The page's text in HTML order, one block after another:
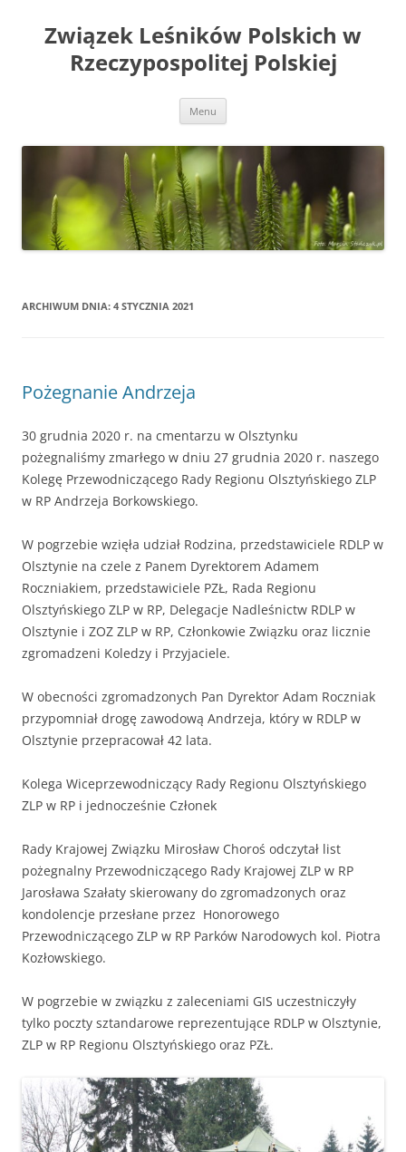
treściZwiązek Leśników Polskich w
Rzeczypospolitej Polskiej
Menu
ARCHIWUM DNIA: 4 STYCZNIA 2021
Pożegnanie Andrzeja
30 grudnia 2020 r. na cmentarzu w Olsztynku
pożegnaliśmy zmarłego w dniu 27 grudnia 2020 r. naszego
Kolegę Przewodniczącego Rady Regionu Olsztyńskiego ZLP
w RP Andrzeja Borkowskiego.
W pogrzebie wzięła udział Rodzina, przedstawiciele RDLP w
Olsztynie na czele z Panem Dyrektorem Adamem
Roczniakiem, przedstawiciele PZŁ, Rada Regionu
Olsztyńskiego ZLP w RP, Delegacje Nadleśnictw RDLP w
Olsztynie i ZOZ ZLP w RP, Członkowie Związku oraz licznie
zgromadzeni Koledzy i Przyjaciele.
W obecności zgromadzonych Pan Dyrektor Adam Roczniak
przypomniał drogę zawodową Andrzeja, który w RDLP w
Olsztynie przepracował 42 lata.
Kolega Wiceprzewodniczący Rady Regionu Olsztyńskiego
ZLP w RP i jednocześnie Członek
Rady Krajowej Związku Mirosław Choroś odczytał list
pożegnalny Przewodniczącego Rady Krajowej ZLP w RP
Jarosława Szałaty skierowany do zgromadzonych oraz
kondolencje przesłane przez Honorowego
Przewodniczącego ZLP w RP Parków Narodowych kol. Piotra
Kozłowskiego.
W pogrzebie w związku z zaleceniami GIS uczestniczyły
tylko poczty sztandarowe reprezentujące RDLP w Olsztynie,
ZLP w RP Regionu Olsztyńskiego oraz PZŁ.